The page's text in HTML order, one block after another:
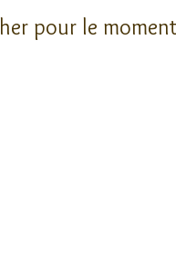
pour le